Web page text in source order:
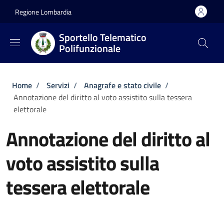
Regione Lombardia
Sportello Telematico
Polifunzionale
Briciole di pane
Home / Servizi / Anagrafe e stato civile /
Annotazione del diritto al voto assistito sulla tessera
elettorale
Annotazione del diritto al
voto assistito sulla
tessera elettorale